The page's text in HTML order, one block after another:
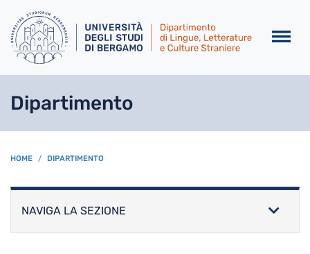
Dipartimento
BREADCRUMB
HOME DIPARTIMENTO
NAVIGA LA SEZIONE